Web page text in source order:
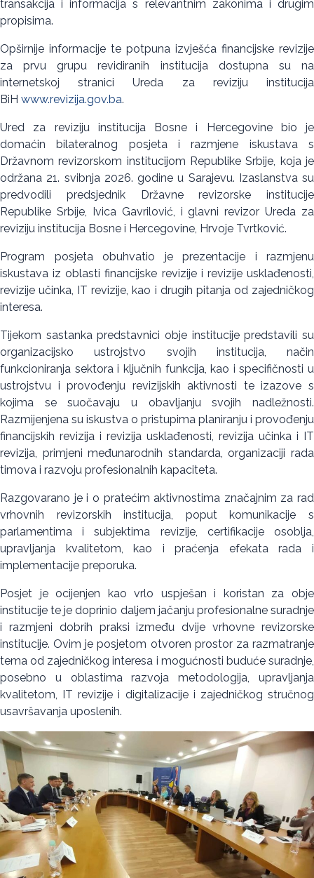
transakcija i informacija s relevantnim zakonima i drugim
propisima.
Opširnije informacije te potpuna izvješća financijske revizije
za prvu grupu revidiranih institucija dostupna su na
internetskoj stranici Ureda za reviziju institucija
BiH www.revizija.gov.ba.
Ured za reviziju institucija Bosne i Hercegovine bio je
domaćin bilateralnog posjeta i razmjene iskustava s
Državnom revizorskom institucijom Republike Srbije, koja je
održana 21. svibnja 2026. godine u Sarajevu. Izaslanstva su
predvodili predsjednik Državne revizorske institucije
Republike Srbije, Ivica Gavrilović, i glavni revizor Ureda za
reviziju institucija Bosne i Hercegovine, Hrvoje Tvrtković.
Program posjeta obuhvatio je prezentacije i razmjenu
iskustava iz oblasti financijske revizije i revizije usklađenosti,
revizije učinka, IT revizije, kao i drugih pitanja od zajedničkog
interesa.
Tijekom sastanka predstavnici obje institucije predstavili su
organizacijsko ustrojstvo svojih institucija, način
funkcioniranja sektora i ključnih funkcija, kao i specifičnosti u
ustrojstvu i provođenju revizijskih aktivnosti te izazove s
kojima se suočavaju u obavljanju svojih nadležnosti.
Razmijenjena su iskustva o pristupima planiranju i provođenju
financijskih revizija i revizija usklađenosti, revizija učinka i IT
revizija, primjeni međunarodnih standarda, organizaciji rada
timova i razvoju profesionalnih kapaciteta.
Razgovarano je i o pratećim aktivnostima značajnim za rad
vrhovnih revizorskih institucija, poput komunikacije s
parlamentima i subjektima revizije, certifikacije osoblja,
upravljanja kvalitetom, kao i praćenja efekata rada i
implementacije preporuka.
Posjet je ocijenjen kao vrlo uspješan i koristan za obje
institucije te je doprinio daljem jačanju profesionalne suradnje
i razmjeni dobrih praksi između dvije vrhovne revizorske
institucije. Ovim je posjetom otvoren prostor za razmatranje
tema od zajedničkog interesa i mogućnosti buduće suradnje,
posebno u oblastima razvoja metodologija, upravljanja
kvalitetom, IT revizije i digitalizacije i zajedničkog stručnog
usavršavanja uposlenih.